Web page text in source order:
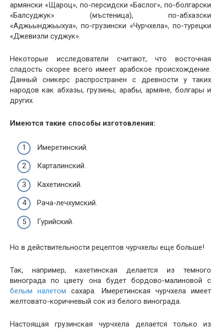
армянски «Щароц», по-персидски «Баслог», по-болгарски
«Балсуджук» (мъстеница), по-абхазски
«Аджьынджьыхуа», по-грузински «Чурчхела», по-турецки
«Джевизли суджук».
Некоторые исследователи считают, что восточная
сладость скорее всего имеет арабское происхождение.
Данный сникерс распространен с древности у таких
народов как абхазы, грузины, арабы, армяне, болгары и
других.
Имеются такие способы изготовления:
Имеретинский.
Карталинский.
Кахетинский.
Рача-лечхумский.
Гурийский.
Но в действительности рецептов чурчхелы еще больше!
Так, например, кахетинская делается из темного
винограда по цвету она будет бордово-малиновой с
белым налетом сахара. Имеретинская чурчхела имеет
желтовато-коричневый сок из белого винограда.
Настоящая грузинская чурчхела делается только из